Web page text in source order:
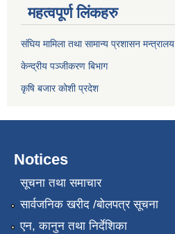
महत्वपूर्ण लिंकहरु
संघिय मामिला तथा सामान्य प्रशासन मन्त्रालय
केन्द्रीय पञ्जीकरण बिभाग
कृषि बजार कोशी प्रदेश
Notices
सूचना तथा समाचार
सार्वजनिक खरीद /बोलपत्र सूचना
एन, कानुन तथा निर्देशिका